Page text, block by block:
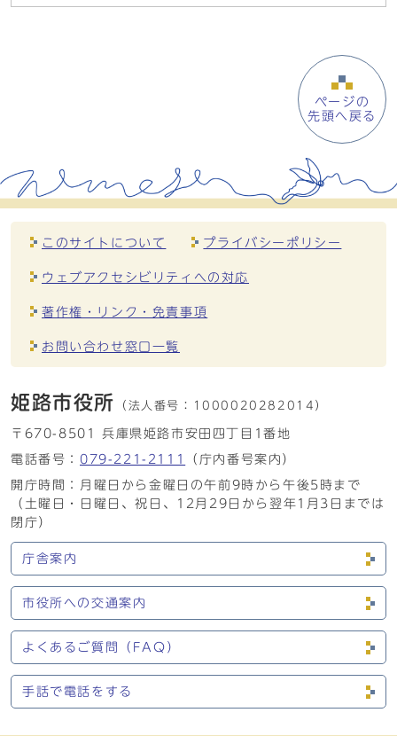
ページの
先頭へ戻る
このサイトについて プライバシーポリシー
ウェブアクセシビリティへの対応
著作権・リンク・免責事項
お問い合わせ窓口一覧
姫路市役所 （法人番号： 1000020282014）
〒670-8501 兵庫県姫路市安田四丁目1番地
電話番号： 079-221-2111
（庁内番号案内）
開庁時間：月曜日から金曜日の午前9時から午後5時まで
（土曜日・日曜日、祝日、12月29日から翌年1月3日までは
閉庁）
庁舎案内
市役所への交通案内
よくあるご質問（FAQ）
手話で電話をする